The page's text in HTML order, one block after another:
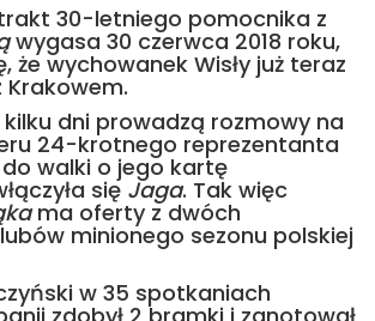
30-letniego pomocnika z
wygasa 30 czerwca 2018 roku,
że wychowanek Wisły już teraz
Krakowem.
dni prowadzą rozmowy na
24-krotnego reprezentanta
walki o jego kartę
się Jaga. Tak więc
ma oferty z dwóch
minionego sezonu polskiej
w 35 spotkaniach